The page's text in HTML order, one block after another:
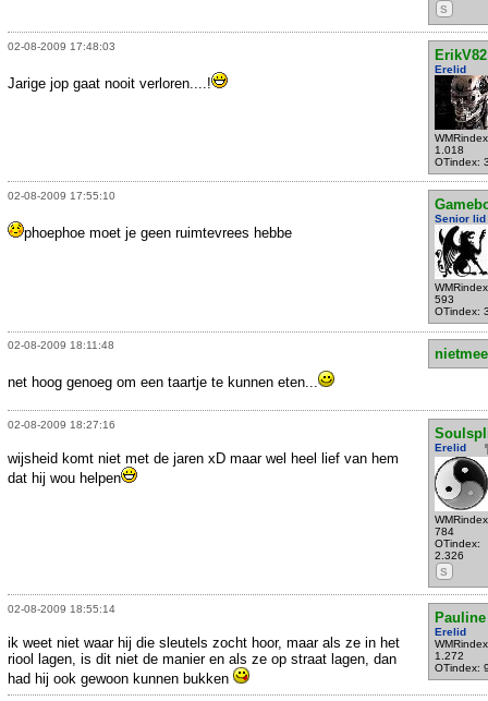
S
02-08-2009 17:48:03
ErikV82
Erelid
1.018
OTindex:
Jarige jop gaat nooit verloren....!
02-08-2009 17:55:10
Senior lid
593
OTindex:
phoephoe moet je geen ruimtevrees hebbe
02-08-2009 18:11:48
net hoog genoeg om een taartje te kunnen eten...
02-08-2009 18:27:16
Erelid
784
OTindex:
2.326
S
wijsheid komt niet met de jaren xD maar wel heel lief van hem
dat hij wou helpen
02-08-2009 18:55:14
Pauline
Erelid
1.272
OTindex:
ik weet niet waar hij die sleutels zocht hoor, maar als ze in het
riool lagen, is dit niet de manier en als ze op straat lagen, dan
had hij ook gewoon kunnen bukken